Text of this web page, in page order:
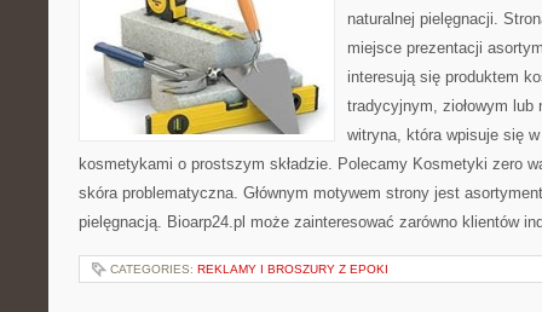
naturalnej pielęgnacji.
miejsce prezentacji
interesują się produktem
tradycyjnym, ziołowym lub
witryna, która wpisuje się
kosmetykami o prostszym składzie. Polecamy Kosmetyki zero
skóra problematyczna. Głównym motywem strony jest
pielęgnacją. Bioarp24.pl może zainteresować zarówno klientów
CATEGORIES: REKLAMY I BROSZURY Z EPOKI